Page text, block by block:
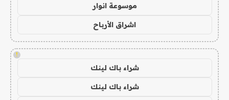
موسوعة انوار
اشراق الأرباح
!
شراء باك لينك
شراء باك لينك